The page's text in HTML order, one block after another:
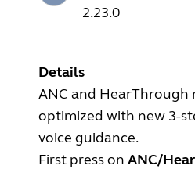
2.23.0
Details
ANC and HearThrough
optimized with new 3-
voice guidance.
First press on ANC/